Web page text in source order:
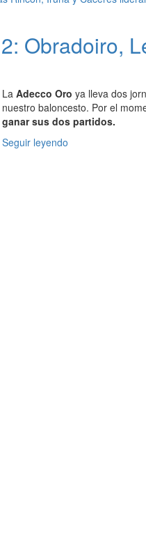
Obradoiro,
La Adecco Oro ya lleva dos
nuestro baloncesto. Por el
ganar sus dos partidos.
Seguir leyendo